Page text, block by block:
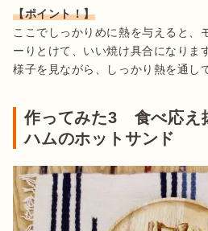
【ポイント！】
ここでしっかりめに熱を与えると、
ーりとけて、いい焼け具合になりま
様子を見ながら、しっかり熱を通し
作ってみた3 食べ応え
ハムのホットサンド